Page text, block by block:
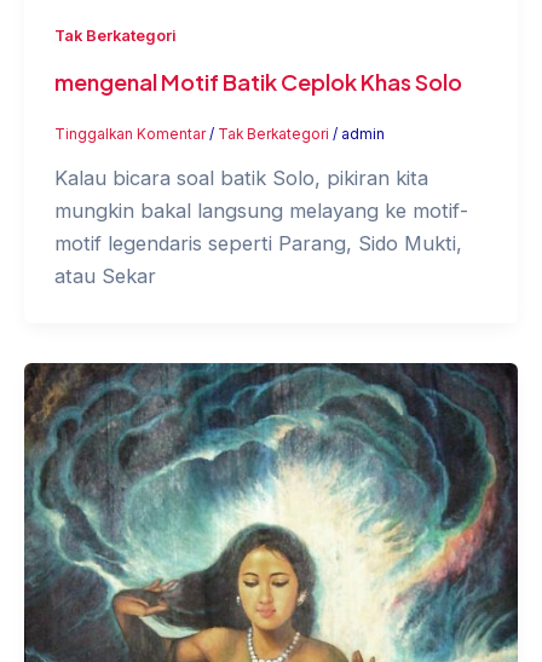
Tak Berkategori
mengenal Motif Batik Ceplok Khas Solo
Tinggalkan Komentar / Tak Berkategori / admin
Kalau bicara soal batik Solo, pikiran kita
mungkin bakal langsung melayang ke motif-
motif legendaris seperti Parang, Sido Mukti,
atau Sekar